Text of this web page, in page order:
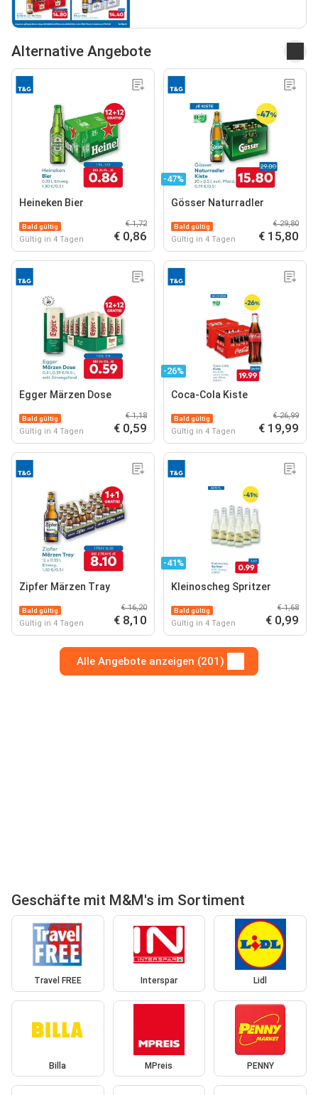
Alternative Angebote
Heineken Bier
Bald gültig
Gültig in 4 Tagen
€ 1,72
€ 0,86
-47%
Gösser Naturradler
Bald gültig
Gültig in 4 Tagen
€ 29,80
€ 15,80
Egger Märzen Dose
Bald gültig
Gültig in 4 Tagen
€ 1,18
€ 0,59
-26%
Coca-Cola Kiste
Bald gültig
Gültig in 4 Tagen
€ 26,99
€ 19,99
Zipfer Märzen Tray
Bald gültig
Gültig in 4 Tagen
€ 16,20
€ 8,10
-41%
Kleinoscheg Spritzer
Bald gültig
Gültig in 4 Tagen
€ 1,68
€ 0,99
Alle Angebote anzeigen (201)
Geschäfte mit M&M's im Sortiment
Travel FREE Interspar Lidl
Billa MPreis PENNY